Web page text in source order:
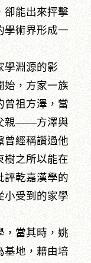
卻能出來抨擊
學術界形成一
淵源的影
始，方家一族
曾祖方澤，當
親——方澤與
曾經稱讚過他
樹之所以能在
評乾嘉漢學的
小受到的家學
當其時，姚
基地，藉由培